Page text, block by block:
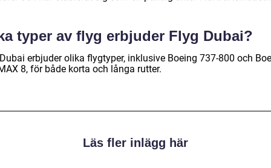
typer av flyg erbjuder Flyg Dubai?
erbjuder olika flygtyper, inklusive Boeing 737-800 och
8, för både korta och långa rutter.
Läs fler inlägg här